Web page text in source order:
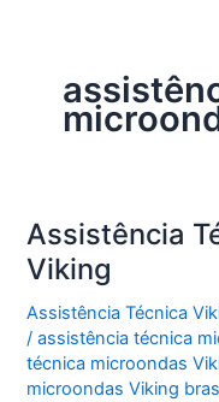
Assistência
Viking
Assistência Técnica
/assistência técnica
técnica microondas
microondas Viking